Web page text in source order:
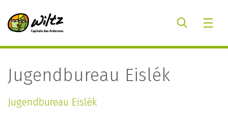
Jugendbureau Eislék
Jugendbureau Eislék